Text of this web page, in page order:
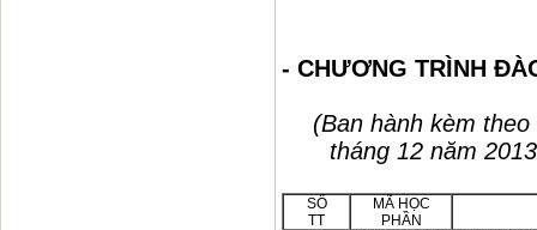
- CHƯƠNG TRÌNH
(Ban hành kèm
tháng 12 năm
SỐ
TT
MÃ HỌC
PHẦN